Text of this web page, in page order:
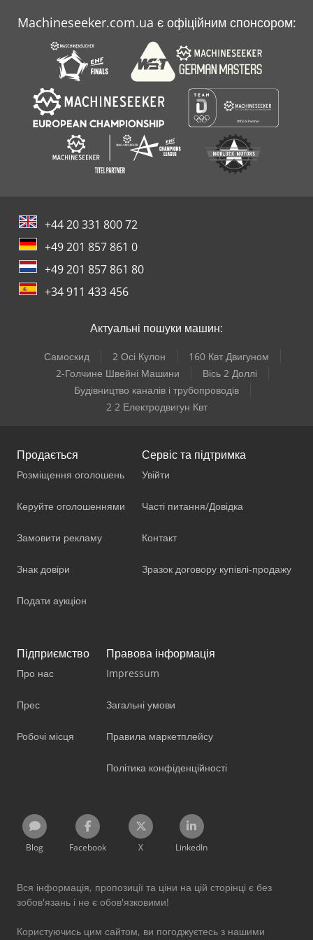
Machineseeker.com.ua є офіційним спонсором:
+44 20 331 800 72
+49 201 857 861 0
+49 201 857 861 80
+34 911 433 456
Актуальні пошуки машин:
Самоскид 2 Осі Кулон
160 Квт Двигуном
2-Голчине Швейні Машини
Вісь 2 Доллі
Будівництво каналів і трубопроводів
2 2 Електродвигун Квт
Продається
Розміщення оголошень
Керуйте оголошеннями
Замовити рекламу
Знак довіри
Подати аукціон
Сервіс та підтримка
Увійти
Часті питання/Довідка
Контакт
Зразок договору купівлі-продажу
Підприємство
Про нас
Прес
Робочі місця
Правова інформація
Impressum
Загальні умови
Правила маркетплейсу
Політика конфіденційності
Blog Facebook X LinkedIn
Вся інформація, пропозиції та ціни на цій сторінці є без
зобов'язань і не є обов'язковими!
Користуючись цим сайтом, ви погоджуєтесь з нашими